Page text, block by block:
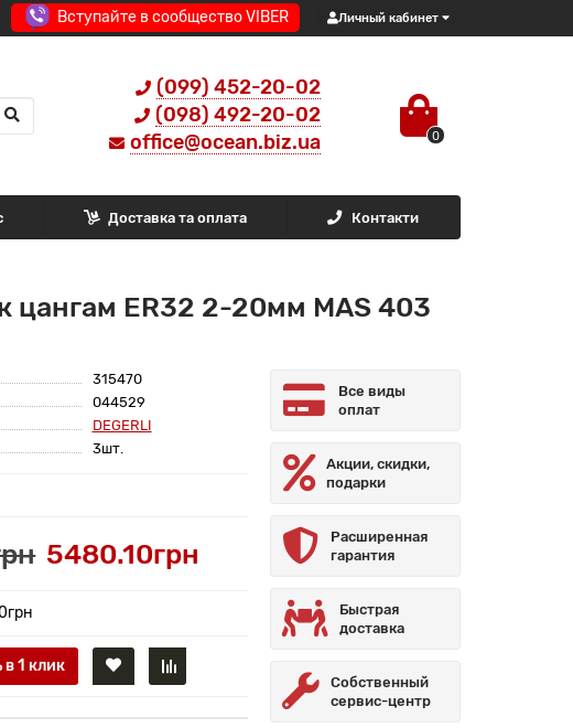
Вступайте в сообщество VIBER Личный кабинет
(099) 452-20-02
(098) 492-20-02
office@ocean.biz.ua
0
Доставка та оплата Контакти
ER32 2-20мм MAS 403
315470
044529
DEGERLI
3шт.
5480.10грн
в 1 клик
Все виды
оплат
Акции, скидки,
подарки
Расширенная
гарантия
Быстрая
доставка
Собственный
сервис-центр